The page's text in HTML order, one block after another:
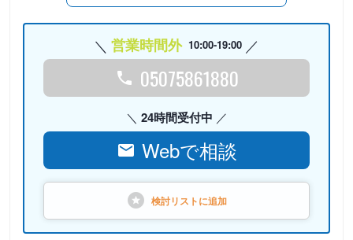
営業時間外 10:00-19:00
05075861880
24時間受付中
Webで相談
検討リストに追加